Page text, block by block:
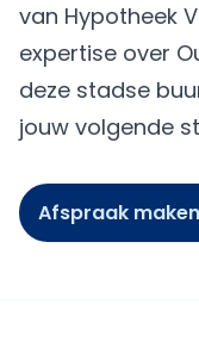
van Hypotheek
expertise over
deze stadse
jouw volgende
Afspraak maken